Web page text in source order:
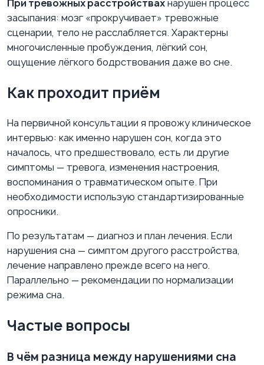
При тревожных расстройствахнарушен процесс
засыпания: мозг «прокручивает» тревожные
сценарии, тело не расслабляется. Характерны
многочисленные пробуждения, лёгкий сон,
ощущение лёгкого бодрствования даже во сне.
Как проходит приём
На первичной консультации я провожу клиническое
интервью: как именно нарушен сон, когда это
началось, что предшествовало, есть ли другие
симптомы — тревога, изменения настроения,
воспоминания о травматическом опыте. При
необходимости использую стандартизированные
опросники.
По результатам — диагноз и план лечения. Если
нарушения сна — симптом другого расстройства,
лечение направлено прежде всего на него.
Параллельно — рекомендации по нормализации
режима сна.
Частые вопросы
В чём разница между нарушениями сна